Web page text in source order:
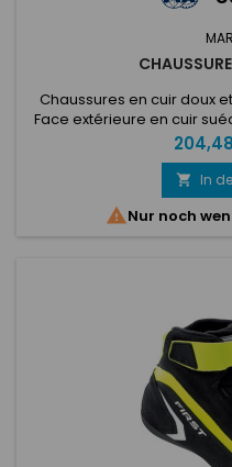
Chaussures en cuir doux
Face extérieure en cuir
lisse résistant.
pour une sensation de
protection du pied.
confortable.
Preis
 In
Nur noch